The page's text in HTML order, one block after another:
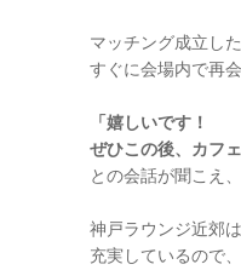
マッチング成立した
すぐに会場内で再
「嬉しいです！
ぜひこの後、カフ
との会話が聞こえ
神戸ラウンジ近郊
充実しているので